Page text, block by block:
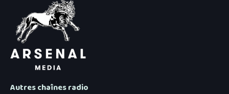
Autres chaînes radio